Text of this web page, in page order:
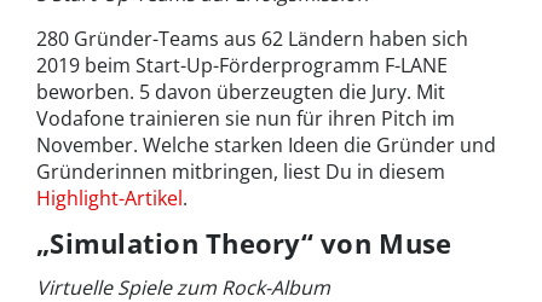
280 Gründer-Teams aus 62 Ländern haben sich
2019 beim Start-Up-Förderprogramm F-LANE
beworben. 5 davon überzeugten die Jury. Mit
Vodafone trainieren sie nun für ihren Pitch im
November. Welche starken Ideen die Gründer und
Gründerinnen mitbringen, liest Du in diesem
Highlight-Artikel.
„Simulation Theory“ von Muse
Virtuelle Spiele zum Rock-Album